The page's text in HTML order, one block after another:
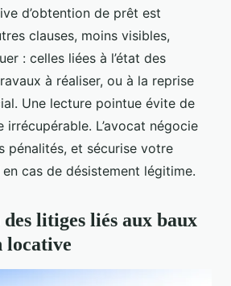
d’obtention de prêt est
clauses, moins visibles,
: celles liées à l’état des
à réaliser, ou à la reprise
Une lecture pointue évite de
irrécupérable. L’avocat négocie
pénalités, et sécurise votre
en cas de désistement légitime.
litiges liés aux baux
locative